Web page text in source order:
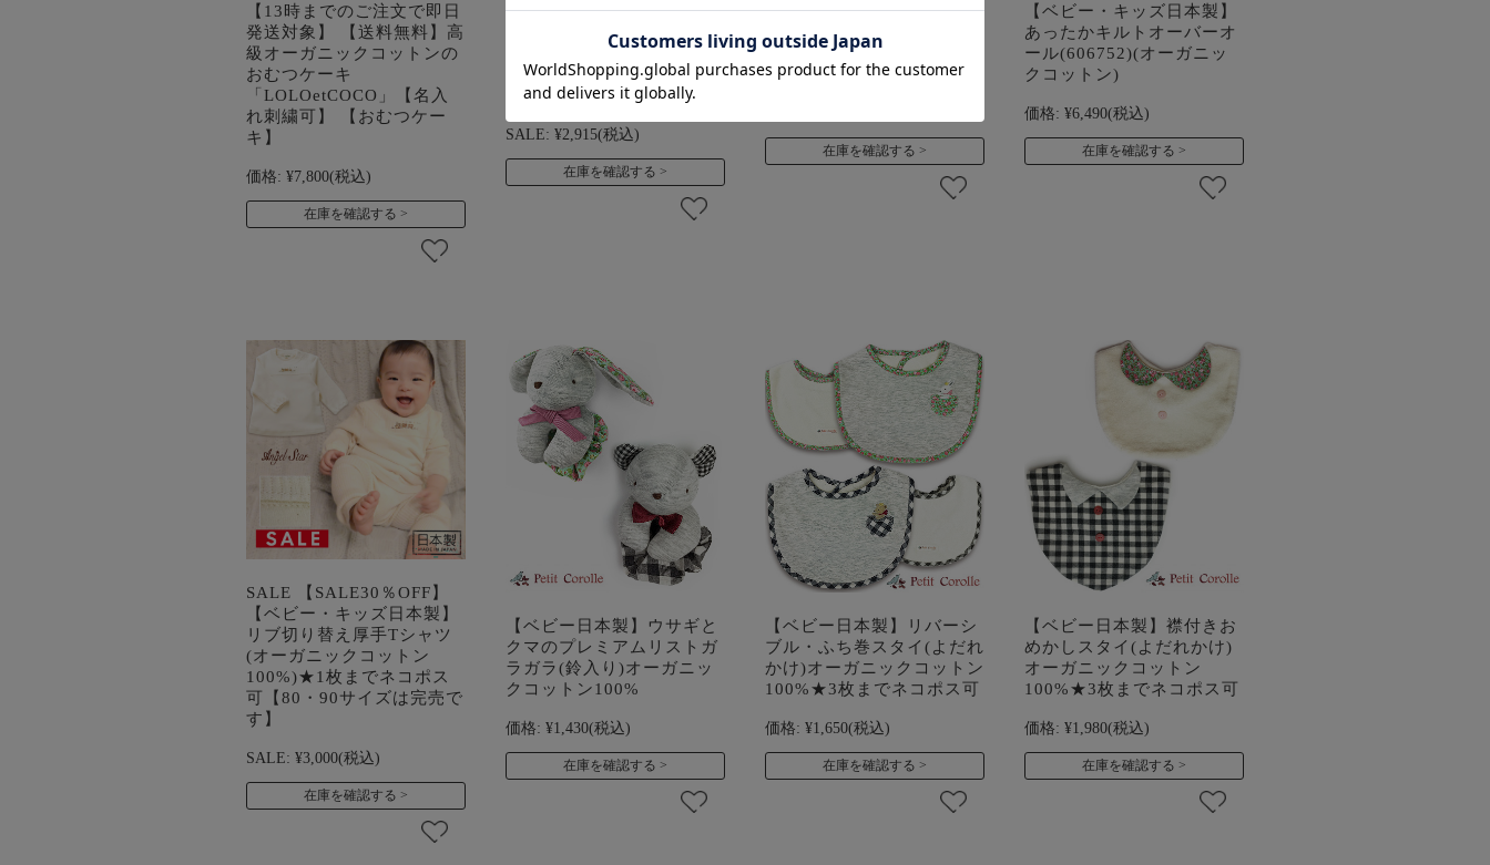
【13時までのご注文で即日
発送対象】 【送料無料】高
級オーガニックコットンの
おむつケーキ
「LOLOetCOCO」【名入
れ刺繍可】 【おむつケー
キ】
価格: ¥7,800(税込)
在庫を確認する
SALE 【SALE50％OFF】
【ベビー】WISH BORN☆
バスローブ オーガニックコ
ットン100%【名入れ刺繍
可】
SALE: ¥2,915(税込)
在庫を確認する
【ベビー日本製】
70/80/90/95 オーガニック
コットン パフスリーブとリ
ボンモチーフのワンピース
在庫を確認する
【ベビー・キッズ日本製】
あったかキルトオーバーオ
ール(606752)(オーガニッ
クコットン)
価格: ¥6,490(税込)
在庫を確認する
SALE 【SALE30％OFF】
【ベビー・キッズ日本製】
リブ切り替え厚手Tシャツ
(オーガニックコットン
100%)★1枚までネコポス
可【80・90サイズは完売で
す】
SALE: ¥3,000(税込)
在庫を確認する
【ベビー日本製】ウサギと
クマのプレミアムリストガ
ラガラ(鈴入り)オーガニッ
クコットン100%
価格: ¥1,430(税込)
在庫を確認する
【ベビー日本製】リバーシ
ブル・ふち巻スタイ(よだれ
かけ)オーガニックコットン
100%★3枚までネコポス可
価格: ¥1,650(税込)
在庫を確認する
【ベビー日本製】襟付きお
めかしスタイ(よだれかけ)
オーガニックコットン
100%★3枚までネコポス可
価格: ¥1,980(税込)
在庫を確認する